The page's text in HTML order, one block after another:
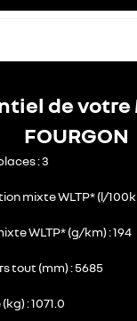
de votre
FOURGON
3
mixte WLTP* (l/
WLTP* (g/km) 194
tout (mm) 5685
1071.0